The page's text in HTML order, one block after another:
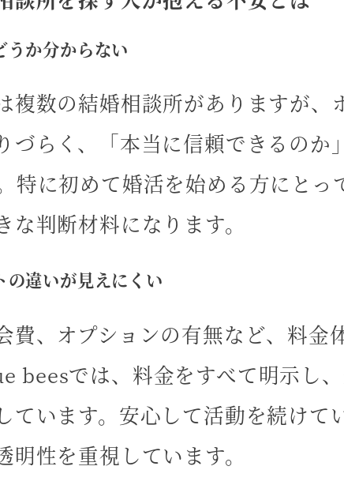
うか分からない
複数の結婚相談所がありますが、
づらく、「本当に信頼できるのか
特に初めて婚活を始める方にとっ
な判断材料になります。
の違いが見えにくい
費、オプションの有無など、料金
beesでは、料金をすべて明示し
ています。安心して活動を続けて
明性を重視しています。